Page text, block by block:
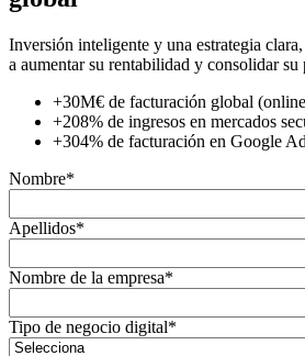
Inversión inteligente y una estrategia
a aumentar su rentabilidad y consolidar su
+30M€ de facturación global
+208% de ingresos en mercados
+304% de facturación en Google
Nombre*
Apellidos*
Nombre de la empresa*
Tipo de negocio digital*